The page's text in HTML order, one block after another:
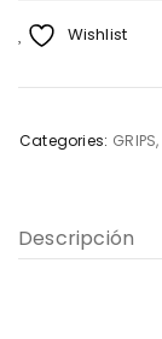
Wishlist
Categories: GRIPS,
Descripción